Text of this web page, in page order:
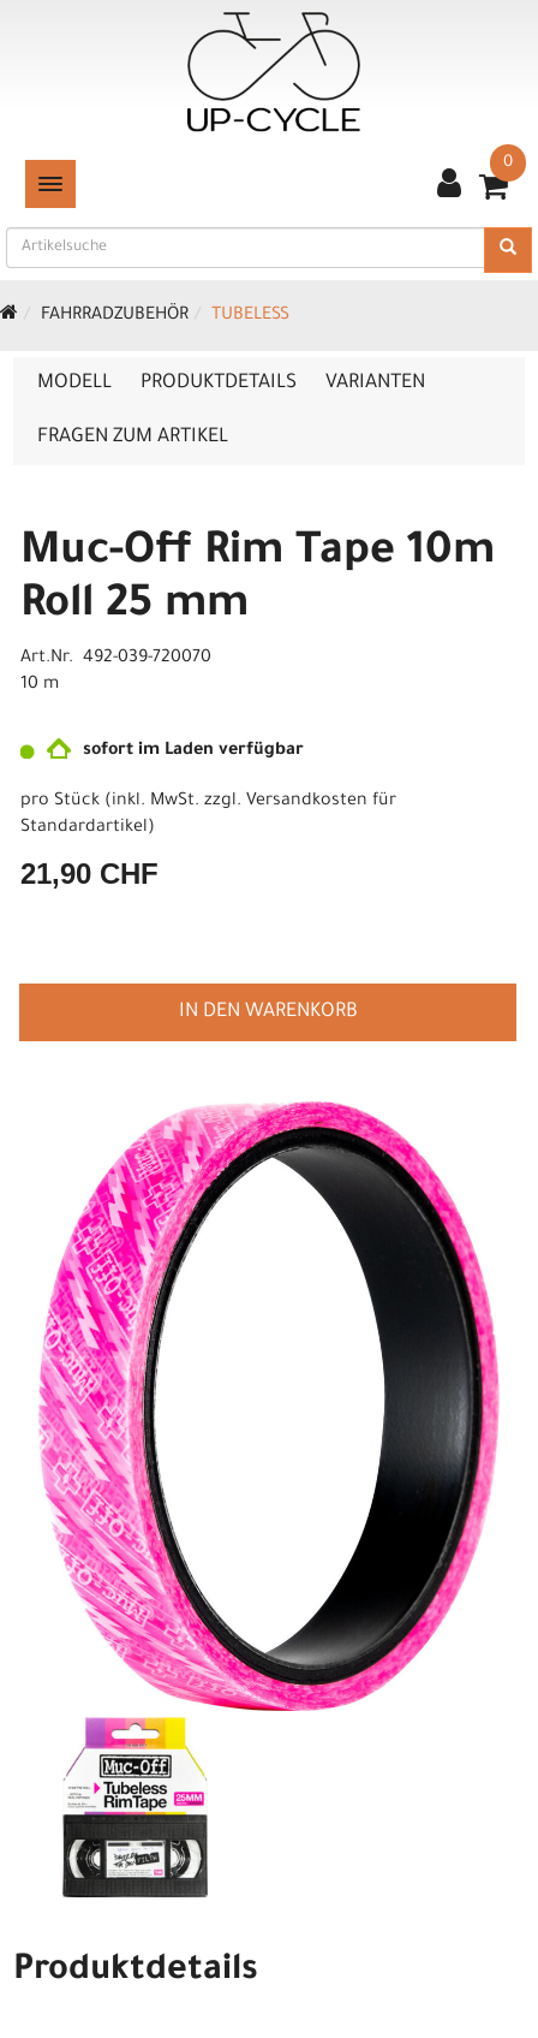
TOGGLE NAVIGATION
0
FAHRRADZUBEHÖR TUBELESS
MODELL PRODUKTDETAILS VARIANTEN
FRAGEN ZUM ARTIKEL
Muc-Off Rim Tape 10m
Roll 25 mm
Art.Nr. 492-039-720070
10 m
sofort im Laden verfügbar
pro Stück (inkl. MwSt. zzgl. Versandkosten für
Standardartikel)
21,90 CHF
IN DEN WARENKORB
Produktdetails